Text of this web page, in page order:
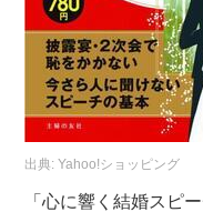
出典:Yahoo!ショッピング
「心に響く結婚スピ